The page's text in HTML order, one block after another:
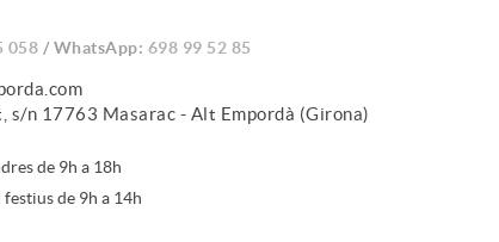
058 / WhatsApp: 698 99 52 85
s/n 17763 Masarac - Alt Empordà (Girona)
de 9h a 18h
festius de 9h a 14h